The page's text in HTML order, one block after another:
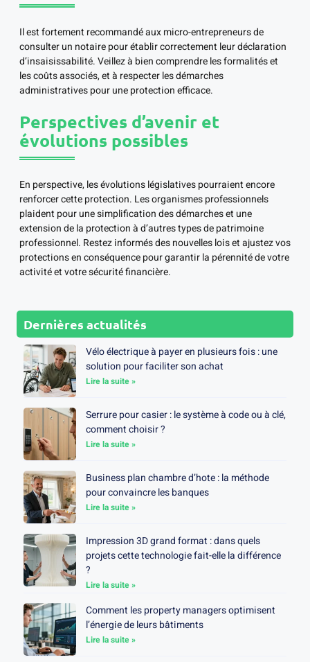
Il est fortement recommandé aux micro-entrepreneurs de
consulter un notaire pour établir correctement leur déclaration
d’insaisissabilité. Veillez à bien comprendre les formalités et
les coûts associés, et à respecter les démarches
administratives pour une protection efficace.
Perspectives d’avenir et
évolutions possibles
En perspective, les évolutions législatives pourraient encore
renforcer cette protection. Les organismes professionnels
plaident pour une simplification des démarches et une
extension de la protection à d’autres types de patrimoine
professionnel. Restez informés des nouvelles lois et ajustez vos
protections en conséquence pour garantir la pérennité de votre
activité et votre sécurité financière.
Dernières actualités
Vélo électrique à payer en plusieurs fois : une
solution pour faciliter son achat
Lire la suite »
Serrure pour casier : le système à code ou à clé,
comment choisir ?
Lire la suite »
Business plan chambre d’hote : la méthode
pour convaincre les banques
Lire la suite »
Impression 3D grand format : dans quels
projets cette technologie fait-elle la différence
?
Lire la suite »
Comment les property managers optimisent
l’énergie de leurs bâtiments
Lire la suite »